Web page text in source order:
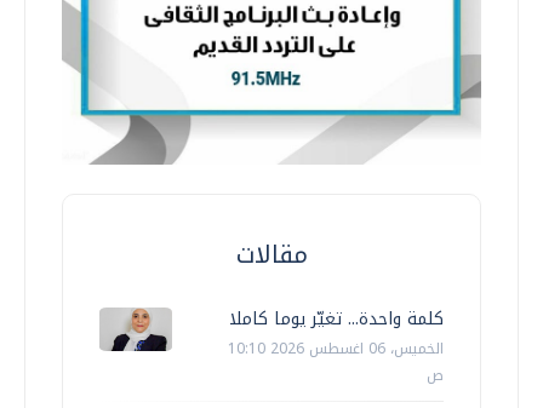
مقالات
كلمة واحدة... تغيّر يوما كاملا
الخميس، 06 اغسطس 2026 10:10
ص